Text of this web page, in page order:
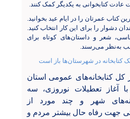
عادت کتابخوانی به یکدیگر کمک کنند.
کتاب عمرتان را در ایام عید بخوانید.
دشوار را برای این کار انتخاب کنید.
شعر و داستان‌های کوتاه برای
به‌نظر می‌رسند.
کتابخانه در شهرستان‌ها باز است
کل کتابخانه‌های عمومی استان
با آغاز تعطیلات نوروزی، سه
شهر و چند مورد از
جهت رفاه حال بیشتر مردم و